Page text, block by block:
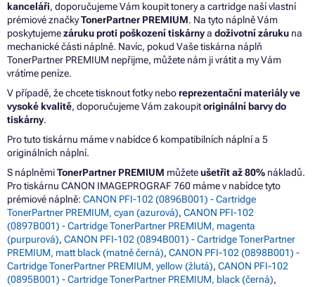
kanceláři, doporučujeme Vám koupit tonery a cartridge naší vlastní
prémiové značkyTonerPartner PREMIUM. Na tyto náplně Vám
poskytujemezáruku proti poškození tiskárnya doživotní záruku na
mechanické části náplně. Navíc, pokud Vaše tiskárna náplň
TonerPartner PREMIUM nepřijme, můžete nám ji vrátit a my Vám
vrátíme peníze.
V případě, že chcete tisknout fotky neboreprezentační materiály ve
vysoké kvalitě, doporučujeme Vám zakoupitoriginální barvy do
tiskárny.
Pro tuto tiskárnu máme v nabídce 6 kompatibilních náplní a 5
originálních náplní.
S náplněmiTonerPartner PREMIUM můžeteušetřit až 80% nákladů.
Pro tiskárnu CANON IMAGEPROGRAF 760 máme v nabídce tyto
prémiové náplně: CANON PFI-102 (0896B001) - Cartridge
TonerPartner PREMIUM, cyan (azurová), CANON PFI-102
(0897B001) - Cartridge TonerPartner PREMIUM, magenta
(purpurová), CANON PFI-102 (0894B001) - Cartridge TonerPartner
PREMIUM, matt black (matně černá), CANON PFI-102 (0898B001) -
Cartridge TonerPartner PREMIUM, yellow (žlutá), CANON PFI-102
(0895B001) - Cartridge TonerPartner PREMIUM, black (černá),